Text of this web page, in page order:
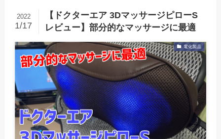
【ドクターエア 3DマッサージピローS
レビュー】部分的なマッサージに最適
2022
1/17
電化製品